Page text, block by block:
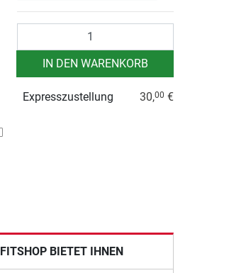
IN DEN WARENKORB
Expresszustellung 30,00 €
FITSHOP BIETET IHNEN